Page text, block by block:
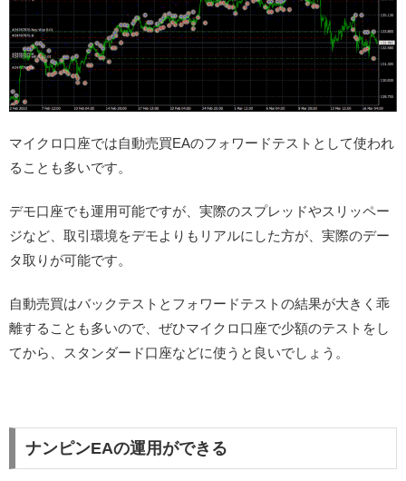
マイクロ口座では自動売買EAのフォワードテストとして使われ
ることも多いです。
デモ口座でも運用可能ですが、実際のスプレッドやスリッペー
ジなど、取引環境をデモよりもリアルにした方が、実際のデー
タ取りが可能です。
自動売買はバックテストとフォワードテストの結果が大きく乖
離することも多いので、ぜひマイクロ口座で少額のテストをし
てから、スタンダード口座などに使うと良いでしょう。
ナンピンEAの運用ができる